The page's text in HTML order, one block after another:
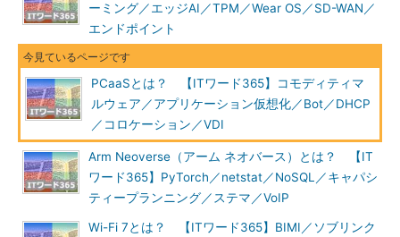
ーミング／エッジAI／TPM／Wear OS／SD-WAN／
エンドポイント
PCaaSとは？ 【ITワード365】コモディティマ
ルウェア／アプリケーション仮想化／Bot／DHCP
／コロケーション／VDI
Arm Neoverse（アーム ネオバース）とは？ 【IT
ワード365】PyTorch／netstat／NoSQL／キャパシ
ティープランニング／ステマ／VoIP
Wi-Fi 7とは？ 【ITワード365】BIMI／ソブリンク